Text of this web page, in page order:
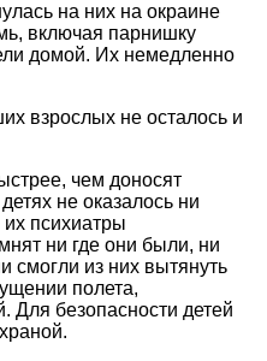
на них на окраине
включая парнишку
домой. Их немедленно
взрослых не осталось и
чем доносят
не оказалось ни
психиатры
ни где они были, ни
смогли из них вытянуть
полета,
Для безопасности детей